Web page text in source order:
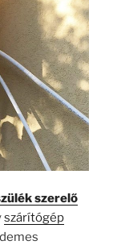
szerelő
szárítógép